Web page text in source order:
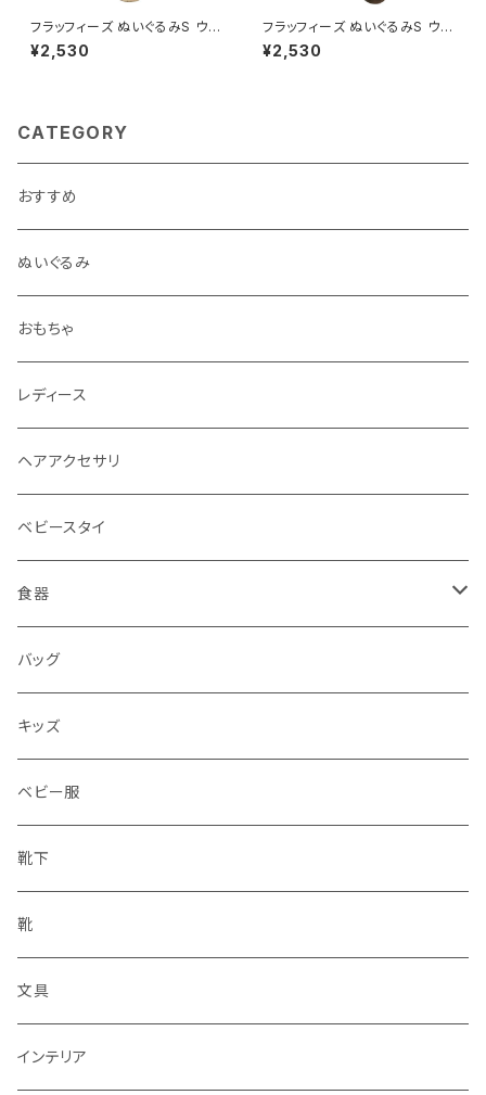
フラッフィーズ ぬいぐるみS ウ
マ/WH
¥2,530
フラッフィーズ ぬいぐるみS ウ
マ/BR
¥2,530
CATEGORY
おすすめ
ぬいぐるみ
おもちゃ
レディース
ヘアアクセサリ
ベビースタイ
食器
水筒
水筒
バッグ
キッズ
ベビー服
靴下
靴
文具
インテリア